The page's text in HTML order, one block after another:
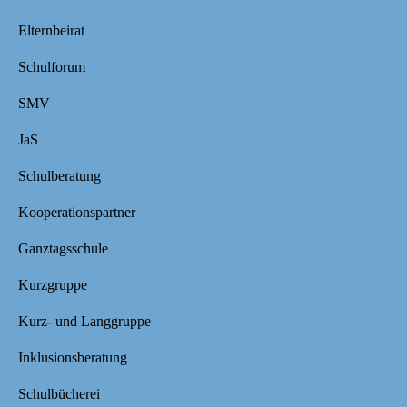
Elternbeirat
Schulforum
SMV
JaS
Schulberatung
Kooperationspartner
Ganztagsschule
Kurzgruppe
Kurz- und Langgruppe
Inklusionsberatung
Schulbücherei